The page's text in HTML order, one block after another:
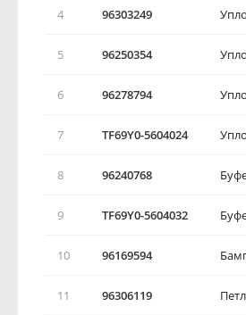
4 96303249
5 96250354
6 96278794
7 TF69Y0-5604024
8 96240768
9 TF69Y0-5604032
10 96169594
11 96306119